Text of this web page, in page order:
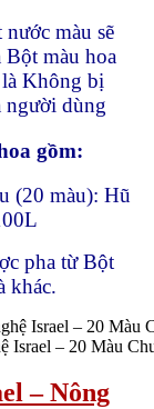
màu sẽ
Bột màu hoa
Không bị
người dùng
gồm:
(20 màu): Hũ
pha từ Bột
khác.
Israel – 20 Màu
– Nông